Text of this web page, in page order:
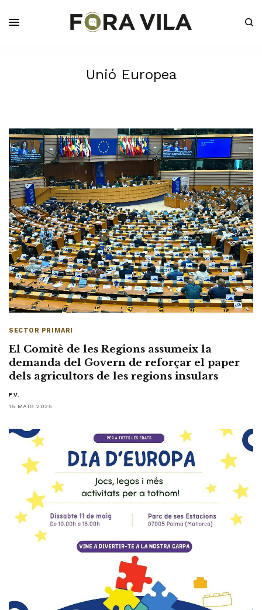
Unió Europea
SECTOR PRIMARI
El Comitè de les Regions assumeix la
demanda del Govern de reforçar el paper
dels agricultors de les regions insulars
F.V.
15 MAIG 2025